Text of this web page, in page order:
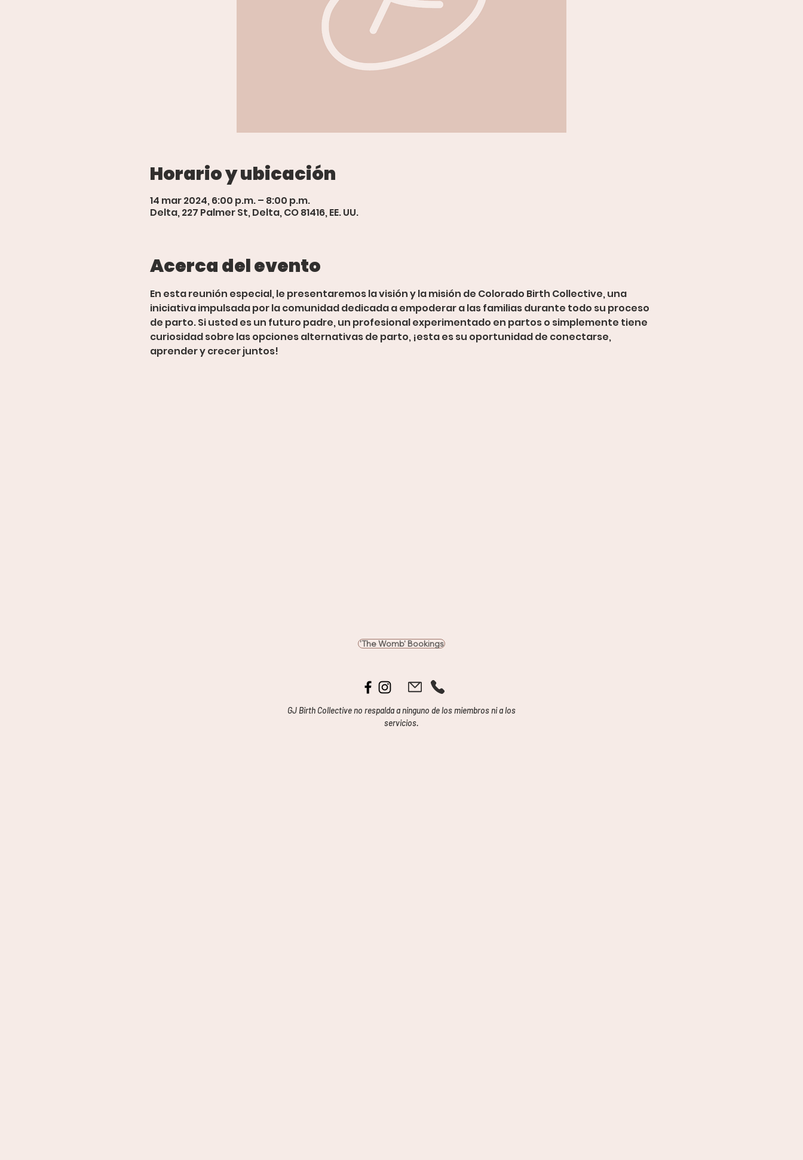
Horario y ubicación
14 mar 2024, 6:00 p.m. – 8:00 p.m.
Delta, 227 Palmer St, Delta, CO 81416, EE. UU.
Acerca del evento
En esta reunión especial, le presentaremos la visión y la misión de Colorado Birth Collective, una
iniciativa impulsada por la comunidad dedicada a empoderar a las familias durante todo su proceso
de parto. Si usted es un futuro padre, un profesional experimentado en partos o simplemente tiene
curiosidad sobre las opciones alternativas de parto, ¡esta es su oportunidad de conectarse,
aprender y crecer juntos!
'The Womb' Bookings
GJ Birth Collective no respalda a ninguno de los miembros ni a los
servicios.